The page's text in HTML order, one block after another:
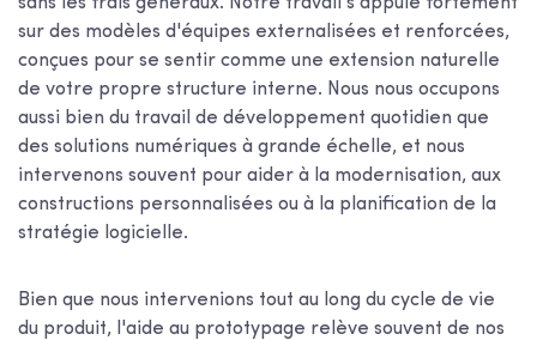
sur des modèles d'équipes externalisées et renforcées,
conçues pour se sentir comme une extension naturelle
de votre propre structure interne. Nous nous occupons
aussi bien du travail de développement quotidien que
des solutions numériques à grande échelle, et nous
intervenons souvent pour aider à la modernisation, aux
constructions personnalisées ou à la planification de la
stratégie logicielle.
Bien que nous intervenions tout au long du cycle de vie
du produit, l'aide au prototypage relève souvent de nos